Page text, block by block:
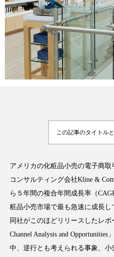
FEATURED 注目の企画
TAG LIST
Gemini Instagram
TikTok アスタキサンチ
アスレジャーコスメ ア
この記事のタイトル
アメリカの化粧品小売の電子商
コンサルティング会社Kline &
ら５年間の複合年間成長率（
粧品小売市場で最も急速に成長し
同社がこのほどリリースしたレポ
Channel Analysis and
中、逆行とも考えられる事象、